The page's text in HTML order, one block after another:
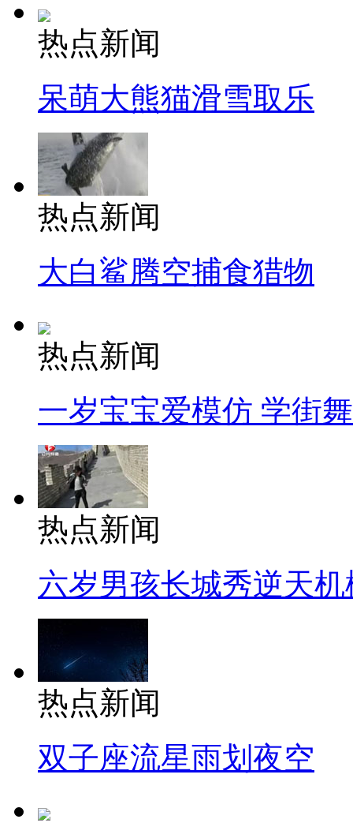
热点新闻
呆萌大熊猫滑雪取乐
热点新闻
大白鲨腾空捕食猎物
热点新闻
一岁宝宝爱模仿 学街
热点新闻
六岁男孩长城秀逆天机
热点新闻
双子座流星雨划夜空